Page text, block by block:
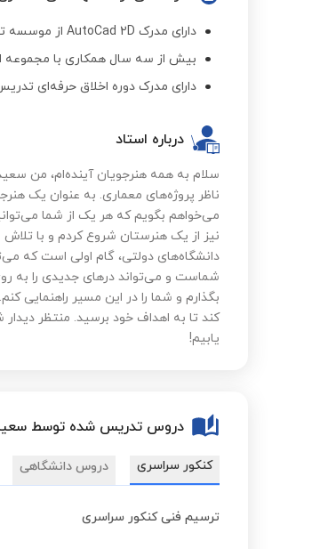
دارای مدرک AutoCad 2D از موسسه تحقیق و توسعه خانه عمران
بیش از سه سال همکاری با مجموعه
دارای مدرک دوره اخلاق حرفه‌ای
درباره استاد
سلام به همه هنرجویان آینده‌ام، من
ناظر پروژه‌های معماری. به عنوان یک
می‌خواهم بگویم که هر یک از شما
نیز از یک هنرستان شروع کردم و با
دانشگاه‌های دولتی، گام اولی است که
شماست و می‌تواند درهای جدیدی را به
بگذارم و شما را در این مسیر راهنمایی
کند تا به اهداف خود برسید. منتظر
یابیم!
دروس تدریس شده توسط
کنکور سراسری دروس دانشگاهی
ترسیم فنی کنکور سراسری